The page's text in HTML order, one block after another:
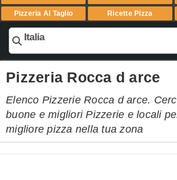
Pizzeria Al Taglio
Ricette Pizza
Italia
Pizzeria Rocca d arce
Elenco Pizzerie Rocca d arce.
buone e migliori Pizzerie e locali
migliore pizza nella tua zona